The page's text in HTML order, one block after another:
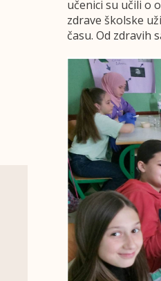
učenici su učili o
zdrave školske
času. Od zdravih